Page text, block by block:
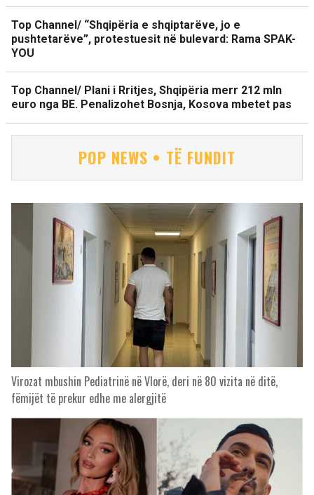
Top Channel/ “Shqipëria e shqiptarëve, jo e
pushtetarëve”, protestuesit në bulevard: Rama SPAK-
YOU
Top Channel/ Plani i Rritjes, Shqipëria merr 212 mln
euro nga BE. Penalizohet Bosnja, Kosova mbetet pas
POP NEWS • TË FUNDIT
Virozat mbushin Pediatrinë në Vlorë, deri në 80 vizita në ditë,
fëmijët të prekur edhe me alergjitë